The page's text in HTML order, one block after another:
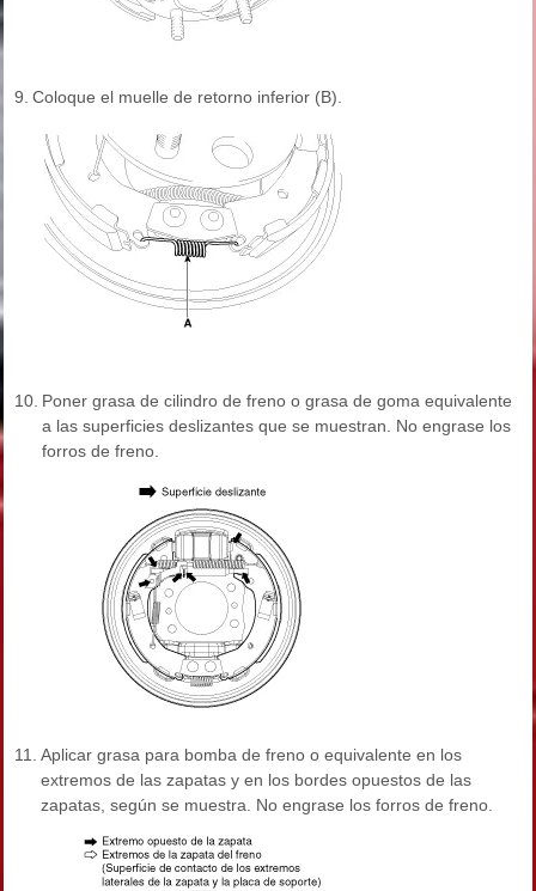
9. Coloque el muelle de retorno inferior (B).
10. Poner grasa de cilindro de freno o grasa de goma equivalente
a las superficies deslizantes que se muestran. No engrase los
forros de freno.
11. Aplicar grasa para bomba de freno o equivalente en los
extremos de las zapatas y en los bordes opuestos de las
zapatas, según se muestra. No engrase los forros de freno.